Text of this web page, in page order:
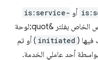
أو is:service-
في مربّع النص الخاص بفلتر &quot;لوحة
initiated ) أو تم
أحد عاملي الخدمة.